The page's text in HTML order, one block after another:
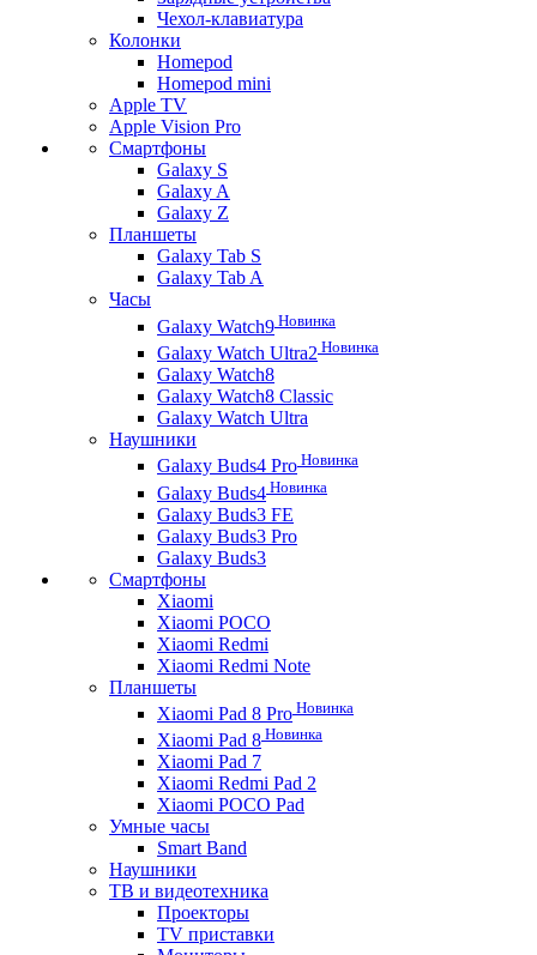
Чехол-клавиатура
Колонки
Homepod
Homepod mini
Apple TV
Apple Vision Pro
Смартфоны
Galaxy S
Galaxy A
Galaxy Z
Планшеты
Galaxy Tab S
Galaxy Tab A
Часы
Galaxy Watch9 Новинка
Galaxy Watch Ultra2 Новинка
Galaxy Watch8
Galaxy Watch8 Classic
Galaxy Watch Ultra
Наушники
Galaxy Buds4 Pro Новинка
Galaxy Buds4 Новинка
Galaxy Buds3 FE
Galaxy Buds3 Pro
Galaxy Buds3
Смартфоны
Xiaomi
Xiaomi POCO
Xiaomi Redmi
Xiaomi Redmi Note
Планшеты
Xiaomi Pad 8 Pro Новинка
Xiaomi Pad 8 Новинка
Xiaomi Pad 7
Xiaomi Redmi Pad 2
Xiaomi POCO Pad
Умные часы
Smart Band
Наушники
ТВ и видеотехника
Проекторы
TV приставки